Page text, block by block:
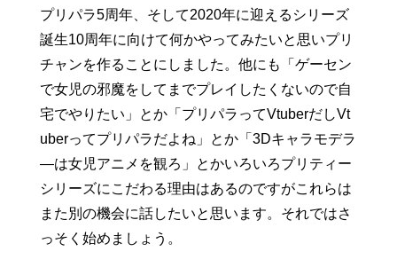
プリパラ5周年、そして2020年に迎えるシリーズ
誕生10周年に向けて何かやってみたいと思いプリ
チャンを作ることにしました。他にも「ゲーセン
で女児の邪魔をしてまでプレイしたくないので自
宅でやりたい」とか「プリパラってVtuberだしVt
uberってプリパラだよね」とか「3Dキャラモデラ
―は女児アニメを観ろ」とかいろいろプリティー
シリーズにこだわる理由はあるのですがこれらは
また別の機会に話したいと思います。それではさ
っそく始めましょう。